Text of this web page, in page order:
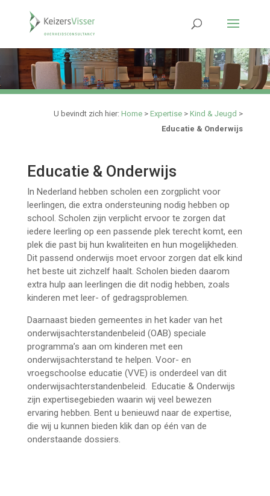
U bevindt zich hier:Home >Expertise >Kind & Jeugd >
Educatie & Onderwijs
Educatie & Onderwijs
In Nederland hebben scholen een zorgplicht voor
leerlingen, die extra ondersteuning nodig hebben op
school. Scholen zijn verplicht ervoor te zorgen dat
iedere leerling op een passende plek terecht komt, een
plek die past bij hun kwaliteiten en hun mogelijkheden.
Dit passend onderwijs moet ervoor zorgen dat elk kind
het beste uit zichzelf haalt. Scholen bieden daarom
extra hulp aan leerlingen die dit nodig hebben, zoals
kinderen met leer- of gedragsproblemen.
Daarnaast bieden gemeentes in het kader van het
onderwijsachterstandenbeleid (OAB) speciale
programma’s aan om kinderen met een
onderwijsachterstand te helpen. Voor- en
vroegschoolse educatie (VVE) is onderdeel van dit
onderwijsachterstandenbeleid. Educatie & Onderwijs
zijn expertisegebieden waarin wij veel bewezen
ervaring hebben. Bent u benieuwd naar de expertise,
die wij u kunnen bieden klik dan op één van de
onderstaande dossiers.